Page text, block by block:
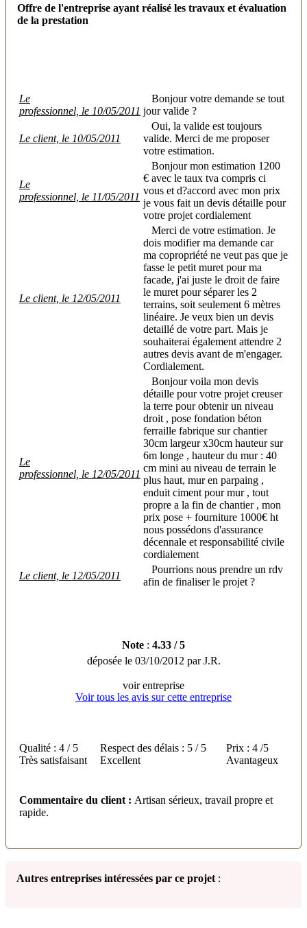
Offre de l'entreprise ayant réalisé les travaux et évaluation
de la prestation
Le
professionnel, le 10/05/2011
Bonjour votre demande se tout
jour valide ?
Le client, le 10/05/2011
Oui, la valide est toujours
valide. Merci de me proposer
votre estimation.
Le
professionnel, le 11/05/2011
Bonjour mon estimation 1200
€ avec le taux tva compris ci
vous et d?accord avec mon prix
je vous fait un devis détaille pour
votre projet cordialement
Le client, le 12/05/2011
Merci de votre estimation. Je
dois modifier ma demande car
ma copropriété ne veut pas que je
fasse le petit muret pour ma
facade, j'ai juste le droit de faire
le muret pour séparer les 2
terrains, soit seulement 6 mètres
linéaire. Je veux bien un devis
detaillé de votre part. Mais je
souhaiterai également attendre 2
autres devis avant de m'engager.
Cordialement.
Le
professionnel, le 12/05/2011
Bonjour voila mon devis
détaille pour votre projet creuser
la terre pour obtenir un niveau
droit , pose fondation béton
ferraille fabrique sur chantier
30cm largeur x30cm hauteur sur
6m longe , hauteur du mur : 40
cm mini au niveau de terrain le
plus haut, mur en parpaing ,
enduit ciment pour mur , tout
propre a la fin de chantier , mon
prix pose + fourniture 1000€ ht
nous possédons d'assurance
décennale et responsabilité civile
cordialement
Le client, le 12/05/2011
Pourrions nous prendre un rdv
afin de finaliser le projet ?
Note : 4.33 /5
déposée le 03/10/2012 parJ.R.
voir entreprise
Voir tous les avis sur cette entreprise
Qualité : 4 / 5
Très satisfaisant
Respect des délais : 5 / 5
Excellent
Prix : 4 /5
Avantageux
Commentaire du client : Artisan sérieux, travail propre et
rapide.
Autres entreprises intéressées par ce projet :